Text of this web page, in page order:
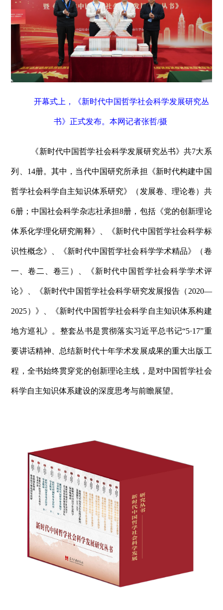
开幕式上，《新时代中国哲学社会科学发展研究丛
书》正式发布。本网记者张哲/摄
《新时代中国哲学社会科学发展研究丛书》共7大系
列、14册。其中，当代中国研究所承担《新时代构建中国
哲学社会科学自主知识体系研究》（发展卷、理论卷）共
6册；中国社会科学杂志社承担8册，包括《党的创新理论
体系化学理化研究阐释》、《新时代中国哲学社会科学标
识性概念》、《新时代中国哲学社会科学学术精品》（卷
一、卷二、卷三）、《新时代中国哲学社会科学学术评
论》、《新时代中国哲学社会科学研究发展报告（2020—
2025）》、《新时代中国哲学社会科学自主知识体系构建
地方巡礼》。整套丛书是贯彻落实习近平总书记“5·17”重
要讲话精神、总结新时代十年学术发展成果的重大出版工
程，全书始终贯穿党的创新理论主线，是对中国哲学社会
科学自主知识体系建设的深度思考与前瞻展望。